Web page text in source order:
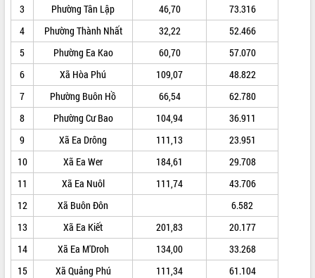
ĐIỂM TIN VĂN BẢN
QUY HOẠCH - KẾ HOẠCH
3
Phường Tân Lập 46,70
73.316
4
Phường Thành Nhất 32,22
52.466
5
Phường Ea Kao 60,70
57.070
6
Xã Hòa Phú 109,07
48.822
7
Phường Buôn Hồ 66,54
62.780
8
Phường Cư Bao 104,94
36.911
9
Xã Ea Drông 111,13
23.951
10
Xã Ea Wer 184,61
29.708
11
Xã Ea Nuôl 111,74
43.706
12
Xã Buôn Đôn
6.582
13
Xã Ea Kiết 201,83
20.177
14
Xã Ea M'Droh 134,00
33.268
15
Xã Quảng Phú 111,34
61.104